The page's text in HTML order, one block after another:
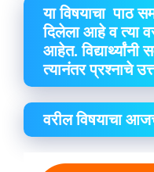
या विषयाचा पाठ
दिलेला आहे व त्या
आहेत. विद्यार्थ्यांनी
त्यानंतर प्रश्नाचे
वरील विषयाचा